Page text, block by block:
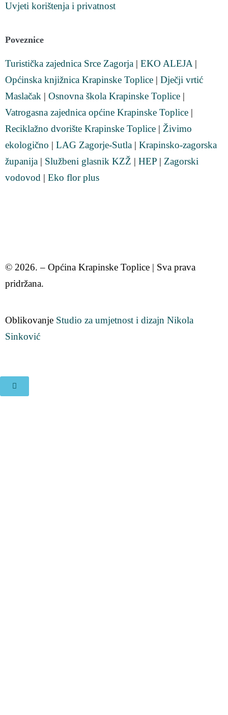
Uvjeti korištenja i privatnost
Poveznice
Turistička zajednica Srce Zagorja | EKO ALEJA |
Općinska knjižnica Krapinske Toplice | Dječji vrtić
Maslačak | Osnovna škola Krapinske Toplice |
Vatrogasna zajednica općine Krapinske Toplice |
Reciklažno dvorište Krapinske Toplice | Živimo
ekologično | LAG Zagorje-Sutla | Krapinsko-zagorska
županija | Službeni glasnik KZŽ | HEP | Zagorski
vodovod | Eko flor plus
© 2026. – Općina Krapinske Toplice | Sva prava
pridržana.
Oblikovanje Studio za umjetnost i dizajn Nikola
Sinković